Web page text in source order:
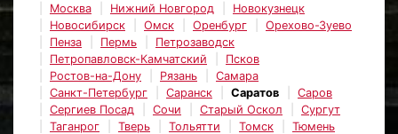
Москва
Нижний Новгород
Новокузнецк
Новосибирск
Омск Оренбург
Орехово-Зуево
Пенза
Пермь
Петрозаводск
Петропавловск-Камчатский
Псков
Ростов-на-Дону
Рязань
Самара
Санкт-Петербург
Саранск Саратов
Саров
Сергиев Посад
Сочи Старый Оскол
Сургут
Таганрог
Тверь Тольятти Томск
Тюмень